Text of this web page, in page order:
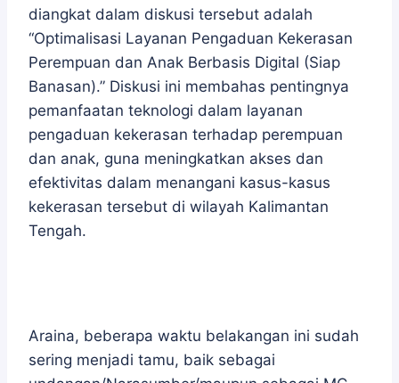
diangkat dalam diskusi tersebut adalah
“Optimalisasi Layanan Pengaduan Kekerasan
Perempuan dan Anak Berbasis Digital (Siap
Banasan).” Diskusi ini membahas pentingnya
pemanfaatan teknologi dalam layanan
pengaduan kekerasan terhadap perempuan
dan anak, guna meningkatkan akses dan
efektivitas dalam menangani kasus-kasus
kekerasan tersebut di wilayah Kalimantan
Tengah.
Araina, beberapa waktu belakangan ini sudah
sering menjadi tamu, baik sebagai